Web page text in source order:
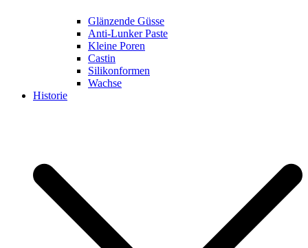
Glänzende Güsse
Anti-Lunker Paste
Kleine Poren
Castin
Silikonformen
Wachse
Historie